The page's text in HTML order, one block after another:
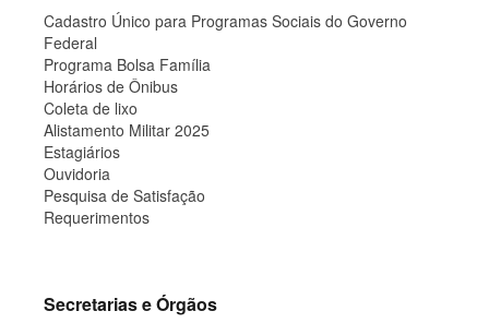
Cadastro Único para Programas Sociais do Governo
Federal
Programa Bolsa Família
Horários de Ônibus
Coleta de lixo
Alistamento Militar 2025
Estagiários
Ouvidoria
Pesquisa de Satisfação
Requerimentos
Secretarias e Órgãos